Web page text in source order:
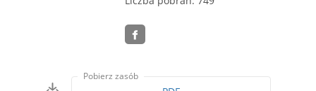
Pobierz zasób